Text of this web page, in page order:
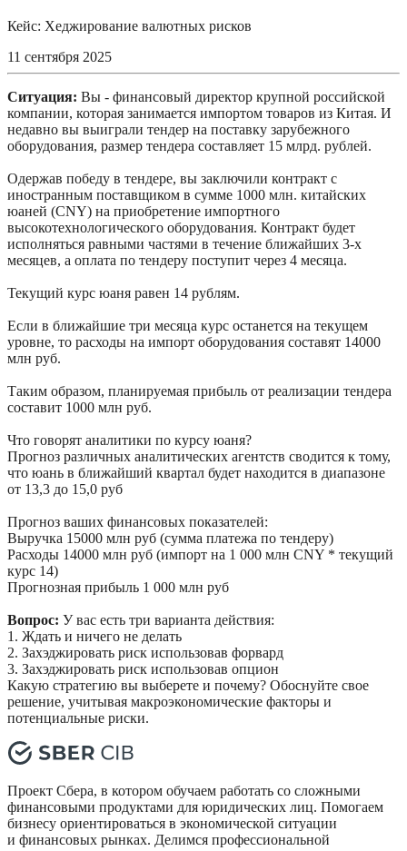
Кейс: Хеджирование валютных рисков
11 сентября 2025
Ситуация: Вы - финансовый директор крупной российской
компании, которая занимается импортом товаров из Китая. И
недавно вы выиграли тендер на поставку зарубежного
оборудования, размер тендера составляет 15 млрд. рублей.
Одержав победу в тендере, вы заключили контракт с
иностранным поставщиком в сумме 1000 млн. китайских
юаней (CNY) на приобретение импортного
высокотехнологического оборудования. Контракт будет
исполняться равными частями в течение ближайших 3-х
месяцев, а оплата по тендеру поступит через 4 месяца.
Текущий курс юаня равен 14 рублям.
Если в ближайшие три месяца курс останется на текущем
уровне, то расходы на импорт оборудования составят 14000
млн руб.
Таким образом, планируемая прибыль от реализации тендера
составит 1000 млн руб.
Что говорят аналитики по курсу юаня?
Прогноз различных аналитических агентств сводится к тому,
что юань в ближайший квартал будет находится в диапазоне
от 13,3 до 15,0 руб
Прогноз ваших финансовых показателей:
Выручка 15000 млн руб (сумма платежа по тендеру)
Расходы 14000 млн руб (импорт на 1 000 млн CNY * текущий
курс 14)
Прогнозная прибыль 1 000 млн руб
Вопрос: У вас есть три варианта действия:
1. Ждать и ничего не делать
2. Захэджировать риск использовав форвард
3. Захэджировать риск использовав опцион
Какую стратегию вы выберете и почему? Обоснуйте свое
решение, учитывая макроэкономические факторы и
потенциальные риски.
Проект Сбера, в котором обучаем работать со сложными
финансовыми продуктами для юридических лиц. Помогаем
бизнесу ориентироваться в экономической ситуации
и финансовых рынках. Делимся профессиональной